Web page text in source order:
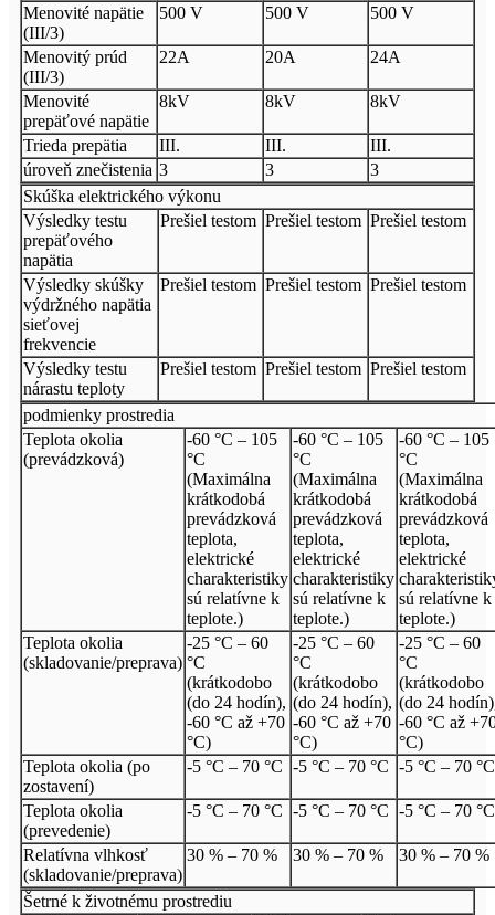
Menovité napätie
(III/3)
500 V 500 V 500 V
Menovitý prúd
(III/3)
22A 20A 24A
Menovité
prepäťové napätie
8kV 8kV 8kV
Trieda prepätia III. III.
III.
úroveň znečistenia 3 3
3
Skúška elektrického výkonu
Výsledky testu
prepäťového
napätia
Prešiel testom Prešiel testom Prešiel testom
Výsledky skúšky
výdržného napätia
sieťovej
frekvencie
Prešiel testom Prešiel testom Prešiel testom
Výsledky testu
nárastu teploty
Prešiel testom Prešiel testom Prešiel testom
podmienky prostredia
Teplota okolia
(prevádzková)
-60 °C – 105
°C
(Maximálna
krátkodobá
prevádzková
teplota,
elektrické
charakteristiky
sú relatívne k
teplote.)
-60 °C – 105
°C
(Maximálna
krátkodobá
prevádzková
teplota,
elektrické
charakteristiky
sú relatívne k
teplote.)
-60 °C – 105
°C
(Maximálna
krátkodobá
prevádzková
teplota,
elektrické
sú relatívne k
teplote.)
Teplota okolia
(skladovanie/preprava)
-25 °C – 60
°C
(krátkodobo
(do 24 hodín),
-60 °C až +70
°C)
-25 °C – 60
°C
(krátkodobo
(do 24 hodín),
-60 °C až +70
°C)
-25 °C – 60
°C
(krátkodobo
(do 24
-60 °C až
°C)
Teplota okolia (po
zostavení)
-5 °C – 70 °C -5 °C – 70 °C -5 °C – 70 °C
Teplota okolia
(prevedenie)
-5 °C – 70 °C -5 °C – 70 °C -5 °C – 70 °C
Relatívna vlhkosť
(skladovanie/preprava)
30 % – 70 % 30 % – 70 % 30 % – 70 %
Šetrné k životnému prostrediu